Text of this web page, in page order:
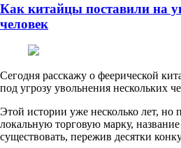
Как китайцы поставили на
человек
Сегодня расскажу о феерической
под угрозу увольнения нескольких
Этой истории уже несколько лет, но
локальную торговую марку,
существовать, пережив десятки